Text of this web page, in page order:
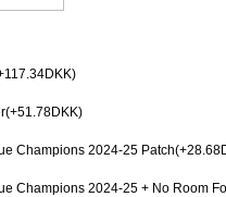
Champions 2024-25
Champions 2024-25 + No Room